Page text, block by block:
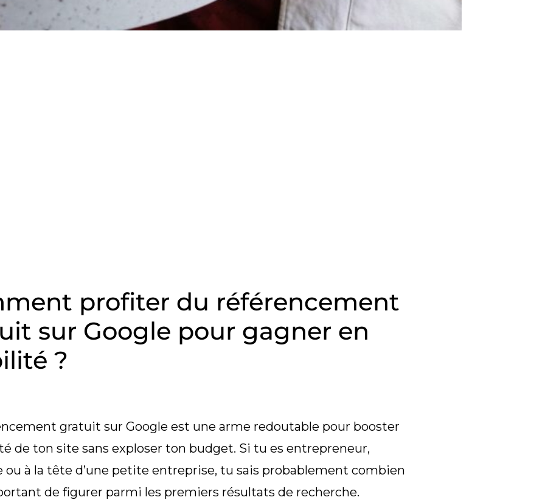
profiter du référencement
sur Google pour gagner en
?
gratuit sur Google est une arme redoutable pour booster
de ton site sans exploser ton budget. Si tu es entrepreneur,
ou à la tête d’une petite entreprise, tu sais probablement combien
de figurer parmi les premiers résultats de recherche.